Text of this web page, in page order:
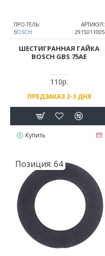
ПРО-ТЕЛЬ:
BOSCH
АРТИКУЛ:
2915011005
ШЕСТИГРАННАЯ ГАЙКА
BOSCH GBS 75AE
110р.
ПРЕДЗАКАЗ 2-3 ДНЯ
Купить
Позиция: 64